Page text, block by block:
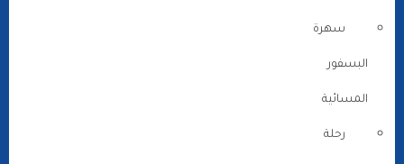
سهرة
البسفور
المسائية
رحلة